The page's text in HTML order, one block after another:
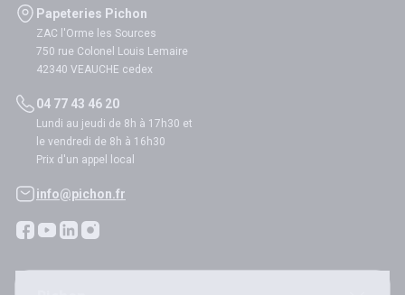
Papeteries Pichon
ZAC l'Orme les Sources
750 rue Colonel Louis Lemaire
42340 VEAUCHE cedex
04 77 43 46 20
Lundi au jeudi de 8h à 17h30 et
le vendredi de 8h à 16h30
Prix d'un appel local
info@pichon.fr